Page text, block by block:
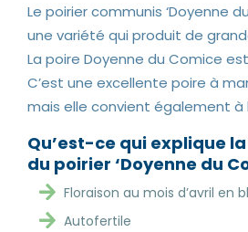
Le poirier communis ‘Doyenne
une variété qui produit de
La poire Doyenne du Comice
C’est une excellente poire à
mais elle convient également à
Qu’est-ce qui explique
du poirier ‘Doyenne du
Floraison au mois d’avril en
Autofertile